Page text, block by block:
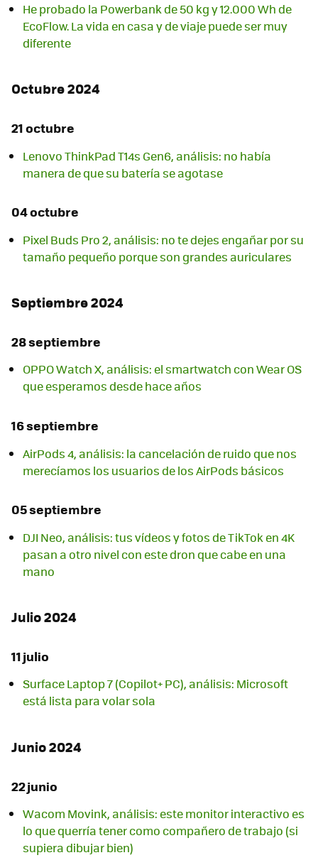
He probado la Powerbank de 50 kg y 12.000 Wh de
EcoFlow. La vida en casa y de viaje puede ser muy
diferente
Octubre 2024
21 octubre
Lenovo ThinkPad T14s Gen6, análisis: no había
manera de que su batería se agotase
04 octubre
Pixel Buds Pro 2, análisis: no te dejes engañar por su
tamaño pequeño porque son grandes auriculares
Septiembre 2024
28 septiembre
OPPO Watch X, análisis: el smartwatch con Wear OS
que esperamos desde hace años
16 septiembre
AirPods 4, análisis: la cancelación de ruido que nos
merecíamos los usuarios de los AirPods básicos
05 septiembre
DJI Neo, análisis: tus vídeos y fotos de TikTok en 4K
pasan a otro nivel con este dron que cabe en una
mano
Julio 2024
11 julio
Surface Laptop 7 (Copilot+ PC), análisis: Microsoft
está lista para volar sola
Junio 2024
22 junio
Wacom Movink, análisis: este monitor interactivo es
lo que querría tener como compañero de trabajo (si
supiera dibujar bien)